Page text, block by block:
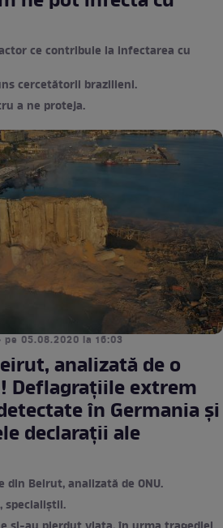
ce contribuie la infectarea cu
cercetătorii brazilieni.
a ne proteja.
pe 05.08.2020 la 16:03
analizată de o
Deflagrațiile extrem
în Germania și
declarații ale
din Beirut, analizată de ONU.
specialiștii.